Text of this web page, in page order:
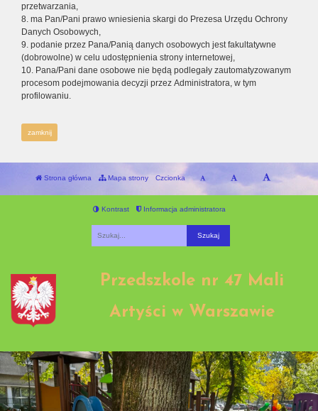
przetwarzania,
8. ma Pan/Pani prawo wniesienia skargi do Prezesa Urzędu Ochrony
Danych Osobowych,
9. podanie przez Pana/Panią danych osobowych jest fakultatywne
(dobrowolne) w celu udostępnienia strony internetowej,
10. Pana/Pani dane osobowe nie będą podlegały zautomatyzowanym
procesom podejmowania decyzji przez Administratora, w tym
profilowaniu.
zamknij
Strona główna Mapa strony Czcionka
Kontrast Informacja administratora
Przedszkole nr 47 Mali
Artyści w Warszawie